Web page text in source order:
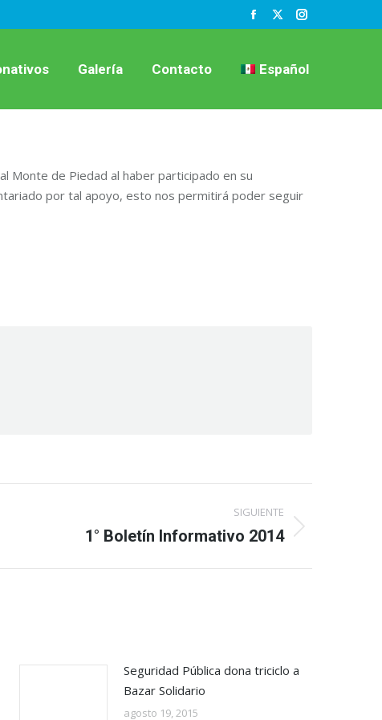
Facebook
opens
new
X
opens
new
Instagram
opens
new
Galería Contacto Español
Monte de Piedad al haber participado en su
por tal apoyo, esto nos permitirá poder seguir
SIGUIENTE
1° Boletín Informativo 2014
Seguridad Pública dona triciclo a
Bazar Solidario
agosto 19, 2015